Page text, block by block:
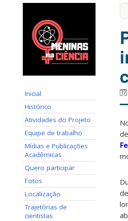
Inicial
Histórico
Atividades do Projeto
Equipe de trabalho
Mídias e Publicações
Acadêmicas
Quero participar
Fotos
Localização
Trajetórias de
cientistas